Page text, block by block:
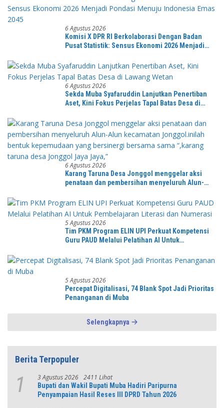
6 Agustus 2026
Komisi X DPR RI Berkolaborasi Dengan Badan
Pusat Statistik: Sensus Ekonomi 2026 Menjadi
6 Agustus 2026
Sekda Muba Syafaruddin Lanjutkan Penertiban
Aset, Kini Fokus Perjelas Tapal Batas Desa di
6 Agustus 2026
Karang Taruna Desa Jonggol menggelar aksi
penataan dan pembersihan menyeluruh Alun-
kepemudaan yang bersinergi bersama sama
“,karang taruna desa Jonggol Jaya Jaya,”
5 Agustus 2026
Tim PKM Program ELIN UPI Perkuat Kompetensi
Guru PAUD Melalui Pelatihan AI Untuk
5 Agustus 2026
Percepat Digitalisasi, 74 Blank Spot Jadi Prioritas
Penanganan di Muba
Selengkapnya
Berita Terpopuler
1 3 Agustus 2026 2411 Lihat
Bupati dan Wakil Bupati Muba Hadiri Paripurna
Penyampaian Hasil Reses III DPRD Tahun 2026